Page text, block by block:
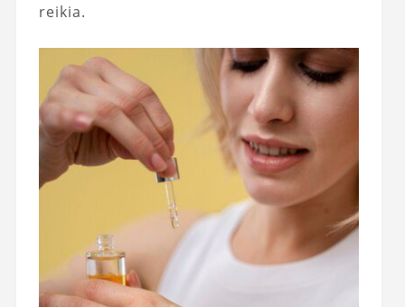
reikia.